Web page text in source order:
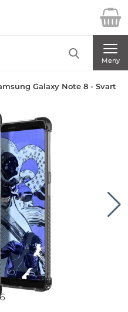
Telecom AB
Meny
Galaxy Note 8 - Svart